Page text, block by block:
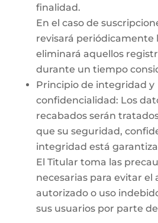
finalidad.
En el caso de
revisará periódicamente
eliminará aquellos
durante un tiempo
Principio de integridad y
confidencialidad: Los
recabados serán
que su seguridad,
integridad está
El Titular toma las
necesarias para evitar el
autorizado o uso
sus usuarios por parte